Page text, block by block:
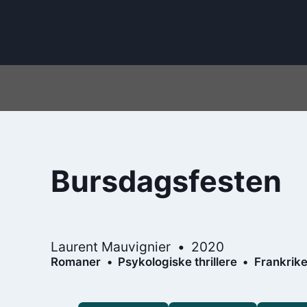
Bursdagsfesten
Laurent Mauvignier 2020
Romaner Psykologiske thrillere Frankrike